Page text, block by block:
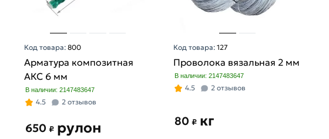
Код товара: 800
Арматура композитная
АКС 6 мм
В наличии: 2147483647
4.5 2 отзывов
650 ₽ рулон
Код товара:127
Проволока вязальная 2 мм
В наличии: 2147483647
4.5 2 отзывов
80₽ кг